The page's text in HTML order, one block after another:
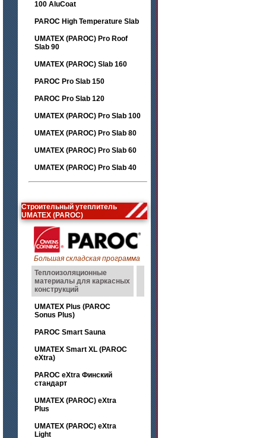
100 AluCoat
PAROC High Temperature Slab
UMATEX (PAROC) Pro Roof
Slab 90
UMATEX (PAROC) Slab 160
PAROC Pro Slab 150
PAROC Pro Slab 120
UMATEX (PAROC) Pro Slab 100
UMATEX (PAROC) Pro Slab 80
UMATEX (PAROC) Pro Slab 60
UMATEX (PAROC) Pro Slab 40
Строительный утеплитель
UMATEX (PAROC)
Большая складская программа
Теплоизоляционные
материалы для каркасных
конструкций
UMATEX Plus (PAROC
Sonus Plus)
PAROC Smart Sauna
UMATEX Smart XL (PAROC
eXtra)
PAROC eXtra Финский
стандарт
UMATEX (PAROC) eXtra
Plus
UMATEX (PAROC) eXtra
Light